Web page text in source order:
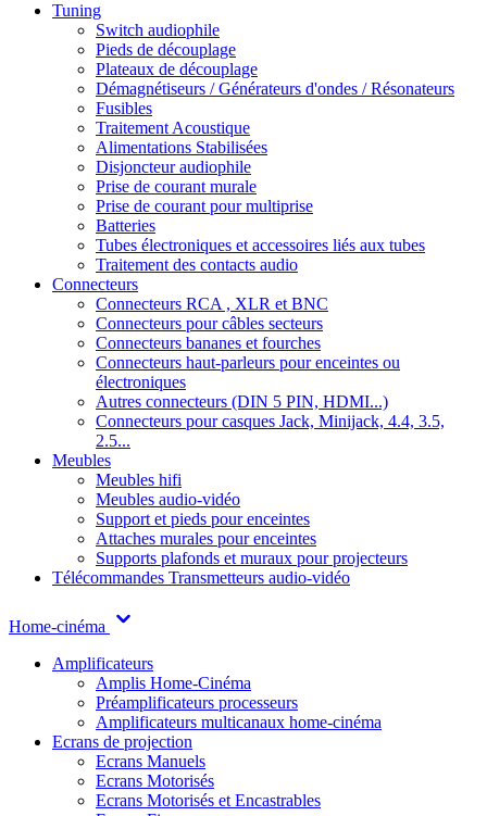
Tuning
Switch audiophile
Pieds de découplage
Plateaux de découplage
Démagnétiseurs / Générateurs d'ondes / Résonateurs
Fusibles
Traitement Acoustique
Alimentations Stabilisées
Disjoncteur audiophile
Prise de courant murale
Prise de courant pour multiprise
Batteries
Tubes électroniques et accessoires liés aux tubes
Traitement des contacts audio
Connecteurs
Connecteurs RCA , XLR et BNC
Connecteurs pour câbles secteurs
Connecteurs bananes et fourches
Connecteurs haut-parleurs pour enceintes ou
électroniques
Autres connecteurs (DIN 5 PIN, HDMI...)
Connecteurs pour casques Jack, Minijack, 4.4, 3.5,
2.5...
Meubles
Meubles hifi
Meubles audio-vidéo
Support et pieds pour enceintes
Attaches murales pour enceintes
Supports plafonds et muraux pour projecteurs
Télécommandes Transmetteurs audio-vidéo
Home-cinéma
Amplificateurs
Amplis Home-Cinéma
Préamplificateurs processeurs
Amplificateurs multicanaux home-cinéma
Ecrans de projection
Ecrans Manuels
Ecrans Motorisés
Ecrans Motorisés et Encastrables